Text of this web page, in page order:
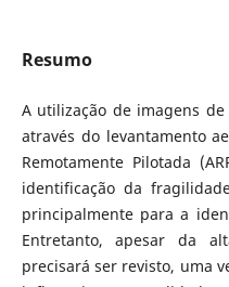
Resumo
A utilização de imagens
através do levantamento
Remotamente Pilotada
identificação da
principalmente para a
Entretanto, apesar da
precisará ser revisto, uma